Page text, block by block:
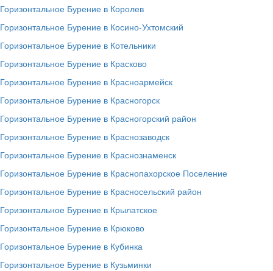
Горизонтальное Бурение в Королев
Горизонтальное Бурение в Косино-Ухтомский
Горизонтальное Бурение в Котельники
Горизонтальное Бурение в Красково
Горизонтальное Бурение в Красноармейск
Горизонтальное Бурение в Красногорск
Горизонтальное Бурение в Красногорский район
Горизонтальное Бурение в Краснозаводск
Горизонтальное Бурение в Краснознаменск
Горизонтальное Бурение в Краснопахорское Поселение
Горизонтальное Бурение в Красносельский район
Горизонтальное Бурение в Крылатское
Горизонтальное Бурение в Крюково
Горизонтальное Бурение в Кубинка
Горизонтальное Бурение в Кузьминки